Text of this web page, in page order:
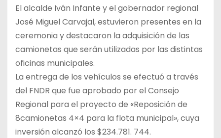
El alcalde Iván Infante y el gobernador regional
José Miguel Carvajal, estuvieron presentes en la
ceremonia y destacaron la adquisición de las
camionetas que serán utilizadas por las distintas
oficinas municipales.
La entrega de los vehículos se efectuó a través
del FNDR que fue aprobado por el Consejo
Regional para el proyecto de «Reposición de
8camionetas 4×4 para la flota municipal», cuya
inversión alcanzó los $234.781. 744.